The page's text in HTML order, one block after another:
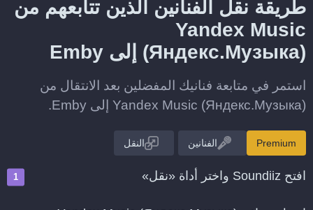
طريقة نقل الفنانين الذين تتابعهم من
Yandex Music
(Яндекс.Музыка) إلى Emby
استمر في متابعة فنانيك المفضلين بعد الانتقال من
Yandex Music (Яндекс.Музыка) إلى Emby.
Premium الفنانين النقل
افتح Soundiiz واختر أداة «نقل»